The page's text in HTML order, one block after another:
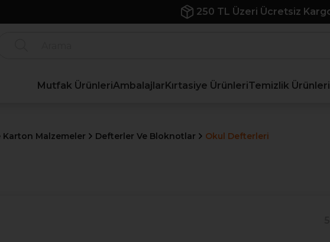
İlk Siparişe Özel %10 İndirim
Mutfak ÜrünleriAmbalajlarKırtasiye ÜrünleriTemizlik Ürünleri
Karton Malzemeler Defterler Ve Bloknotlar Okul Defterleri